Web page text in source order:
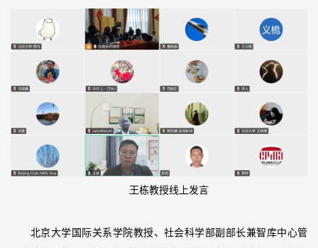
王栋教授线上发言
北京大学国际关系学院教授、社会科学部副部长兼智库中心管